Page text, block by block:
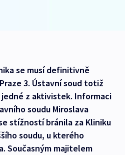
se musí definitivně
3. Ústavní soud totiž
z aktivistek. Informaci
soudu Miroslava
stížností bránila za Kliniku
soudu, u kterého
Současným majitelem